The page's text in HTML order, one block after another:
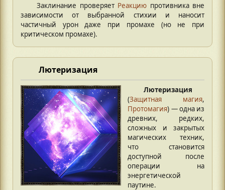
Заклинание проверяет Реакцию противника вне
зависимости от выбранной стихии и наносит
частичный урон даже при промахе (но не при
критическом промахе).
Лютеризация
Лютеризация
(Защитная магия,
Протомагия) — одна из
древних, редких,
сложных и закрытых
магических техник,
что становится
доступной после
операции на
энергетической
паутине.